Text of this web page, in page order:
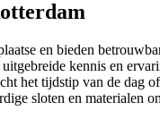
en bieden
kennis en
het tijdstip van de dag
sloten en materialen